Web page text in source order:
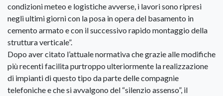
condizioni meteo e logistiche avverse, ì lavori sono ripresi
negli ultimi giorni con la posa in opera del basamento in
cemento armato e con il successivo rapido montaggio della
struttura verticale”.
Dopo aver citato l’attuale normativa che grazie alle modifiche
più recenti facilita purtroppo ulteriormente la realizzazione
di impianti di questo tipo da parte delle compagnie
telefoniche e che si avvalgono del “silenzio assenso”, il